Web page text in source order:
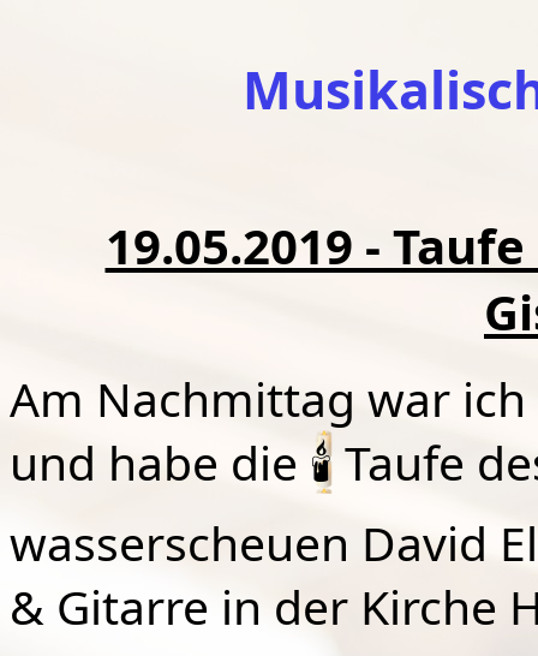
19.05.2019 -
Am Nachmittag war
und habe die 🕯Taufe
wasserscheuen David
& Gitarre in der Kirche